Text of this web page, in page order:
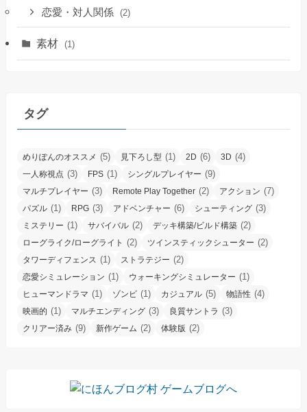
恋愛・対人関係 (2)
素材 (1)
タグ
めりぽんのオススメ (5) 見下ろし型 (1) 2D (6) 3D (4)
一人称視点 (3) FPS (1) シングルプレイヤー (9)
マルチプレイヤー (3) Remote Play Together (2) アクション (7)
パズル (1) RPG (3) アドベンチャー (6) シューティング (3)
ミステリー (1) サバイバル (2) デッキ構築/ビルド構築 (2)
ローグライク/ローグライト (2) ツインスティックシューター (2)
タワーディフェンス (1) ストラテジー (2)
恋愛シミュレーション (1) ウォーキングシミュレーター (1)
ヒューマンドラマ (1) ゾンビ (1) カジュアル (5) 物語性 (4)
映画的 (1) マルチエンディング (3) 良質サントラ (3)
クリアー済み (9) 新作ゲーム (2) 体験版 (2)